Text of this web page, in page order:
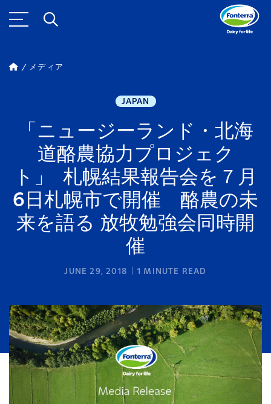
メディア
JAPAN
「ニュージーランド・北海
道酪農協力プロジェク
ト」 札幌結果報告会を７月
6日札幌市で開催 酪農の未
来を語る 放牧勉強会同時開
催
JUNE 29, 2018 1 MINUTE READ